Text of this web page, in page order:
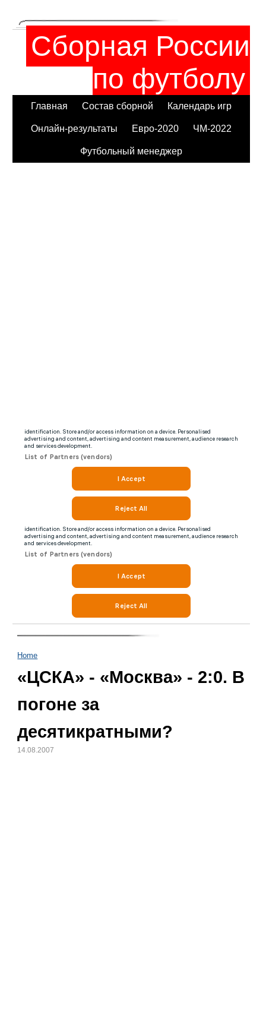
Сборная России
по футболу
Главная Состав сборной Календарь игр
Онлайн-результаты Евро-2020 ЧМ-2022
Футбольный менеджер
Home
«ЦСКА» - «Москва» - 2:0. В
погоне за
десятикратными?
14.08.2007